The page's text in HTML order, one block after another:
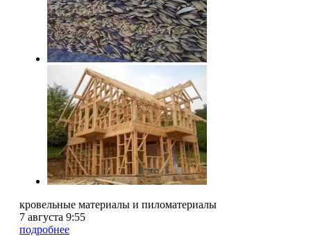
кровельные материалы и пиломатериалы
7 августа 9:55
подробнее